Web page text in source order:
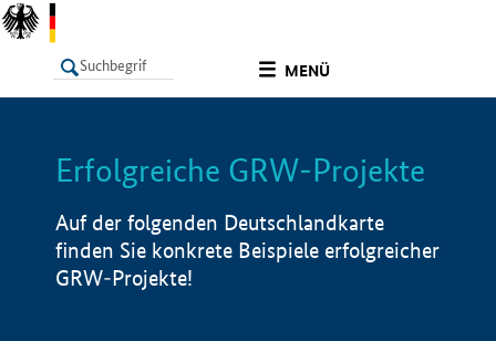
MENÜ
LISTE Info
Erfolgreiche GRW-Projekte
Auf der folgenden Deutschlandkarte
finden Sie konkrete Beispiele erfolgreicher
GRW-Projekte!